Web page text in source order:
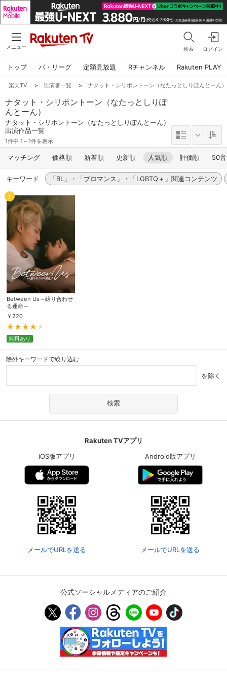
メニュー 検索 ログイン
トップ パ・リーグ 定額見放題 Rチャンネル Rakuten PLAY
楽天TV > 出演者一覧 > ナタット・シリポントーン（なたっとしりぽんとーん）
ナタット・シリポントーン（なたっとしりぽ
んとーん）
ナタット・シリポントーン（なたっとしりぽんとーん）
出演作品一覧
1件中 1～1件を表示
マッチング 価格順 新着順 更新順 人気順 評価順 50
キーワード 「BL」・「ブロマンス」・「LGBTQ＋」関連コンテンツ
1
Between Us～縒り合わせ
る運命～
￥ 220
無料あり
除外キーワードで絞り込む
を除く
Rakuten TVアプリ
iOS版アプリ
メールでURLを送る
Android版アプリ
メールでURLを送る
公式ソーシャルメディアのご紹介